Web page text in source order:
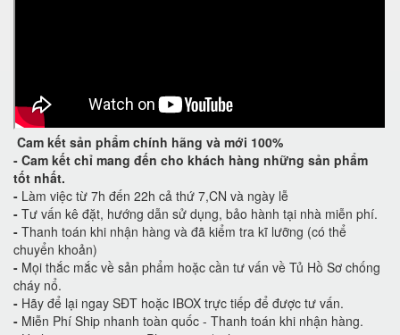
Cam kết sản phẩm chính hãng và mới 100%
- Cam kết chỉ mang đến cho khách hàng những sản phẩm
tốt nhất.
- Làm việc từ 7h đến 22h cả thứ 7,CN và ngày lễ
- Tư vấn kê đặt, hướng dẫn sử dụng, bảo hành tại nhà miễn phí.
- Thanh toán khi nhận hàng và đã kiểm tra kĩ lưỡng (có thể
chuyển khoản)
- Mọi thắc mắc về sản phẩm hoặc cần tư vấn về Tủ Hồ Sơ chống
cháy nổ.
- Hãy để lại ngay SĐT hoặc IBOX trực tiếp để được tư vấn.
- Miễn Phí Ship nhanh toàn quốc - Thanh toán khi nhận hàng.